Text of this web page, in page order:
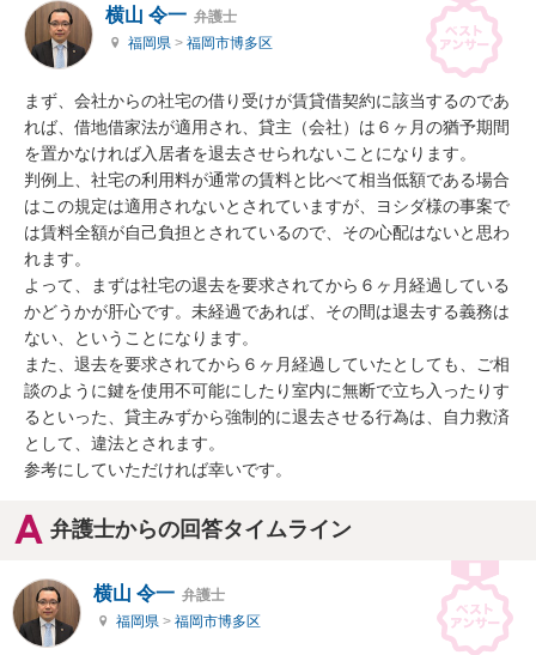
横山 令一 弁護士
福岡県 > 福岡市博多区
まず、会社からの社宅の借り受けが賃貸借契約に該当するのであ
れば、借地借家法が適用され、貸主（会社）は６ヶ月の猶予期間
を置かなければ入居者を退去させられないことになります。
判例上、社宅の利用料が通常の賃料と比べて相当低額である場合
はこの規定は適用されないとされていますが、ヨシダ様の事案で
は賃料全額が自己負担とされているので、その心配はないと思わ
れます。
よって、まずは社宅の退去を要求されてから６ヶ月経過している
かどうかが肝心です。未経過であれば、その間は退去する義務は
ない、ということになります。
また、退去を要求されてから６ヶ月経過していたとしても、ご相
談のように鍵を使用不可能にしたり室内に無断で立ち入ったりす
るといった、貸主みずから強制的に退去させる行為は、自力救済
として、違法とされます。
参考にしていただければ幸いです。
弁護士からの回答タイムライン
横山 令一 弁護士
福岡県 > 福岡市博多区